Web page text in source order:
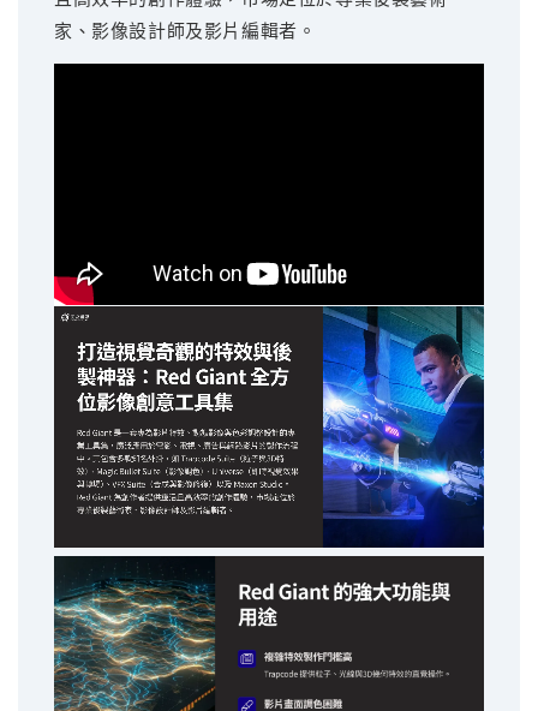
家、影像設計師及影片編輯者。